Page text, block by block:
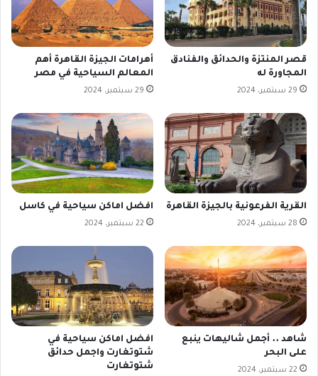
قصر المنتزة والحدائق والفنادق
المجاورة له
29 سبتمبر، 2024
أهرامات الجيزة القاهرة أهم
المعالم السياحية في مصر
29 سبتمبر، 2024
القرية الفرعونية بالجيزة القاهرة
28 سبتمبر، 2024
افضل اماكن سياحية في كاسل
22 سبتمبر، 2024
شاهد .. أجمل شاليهات ينبع
على البحر
22 سبتمبر، 2024
افضل اماكن سياحية في
شتوتغارت واجمل حدائق
شتوتغارت